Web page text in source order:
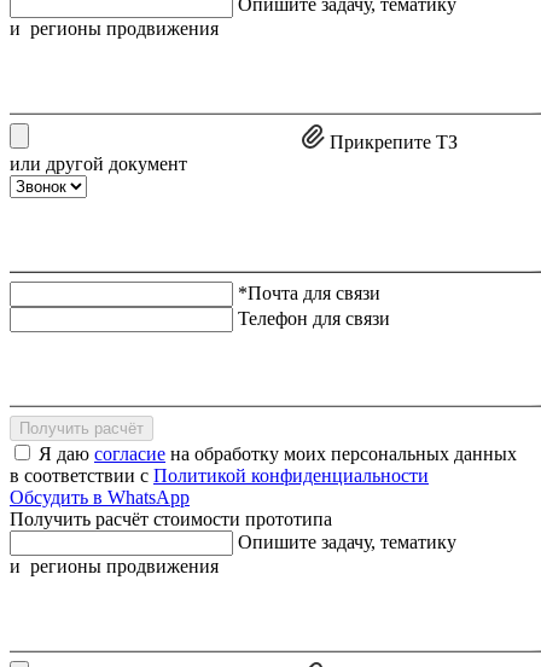
Опишите задачу, тематику
и регионы продвижения
Прикрепите ТЗ
или другой документ
*Почта для связи
Телефон для связи
Получить расчёт
Я даю согласие на обработку моих персональных данных
в соответствии с Политикой конфиденциальности
Обсудить в WhatsApp
Получить расчёт стоимости прототипа
Опишите задачу, тематику
и регионы продвижения